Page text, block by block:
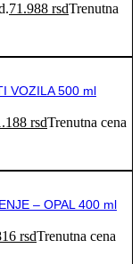
71.988 rsdTrenutna
VOZILA 500 ml
rsdTrenutna cena
– OPAL 400 ml
rsdTrenutna cena